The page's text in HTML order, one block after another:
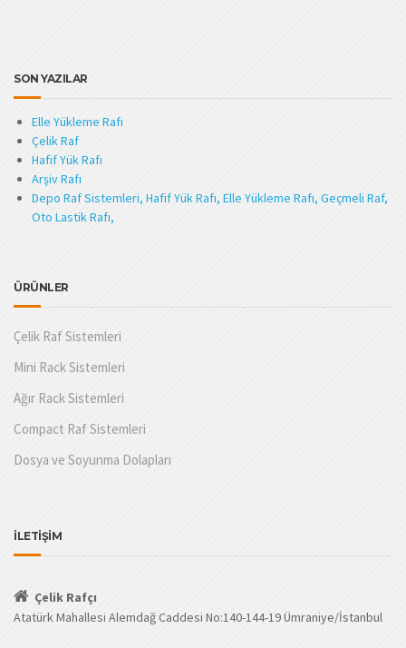
SON YAZILAR
Elle Yükleme Rafı
Çelik Raf
Hafif Yük Rafı
Arşiv Rafı
Depo Raf Sistemleri, Hafif Yük Rafı, Elle Yükleme Rafı, Geçmeli Raf,
Oto Lastik Rafı,
ÜRÜNLER
Çelik Raf Sistemleri
Mini Rack Sistemleri
Ağır Rack Sistemleri
Compact Raf Sistemleri
Dosya ve Soyunma Dolapları
İLETİŞİM
Çelik Rafçı
Atatürk Mahallesi Alemdağ Caddesi No:140-144-19 Ümraniye/İstanbul